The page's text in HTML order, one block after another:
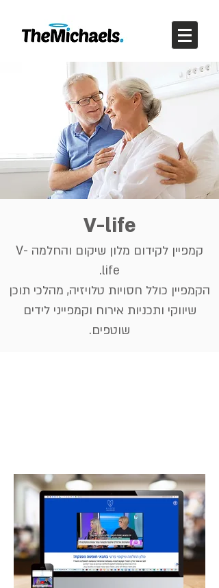
V-life
קמפיין לקידום מלון שיקום והחלמה V-
life.
הקמפיין כולל חסויות טלויזיה, מהלכי תוכן
שיווקי ותכניות אירוח וקמפייני לידים
שוטפים.